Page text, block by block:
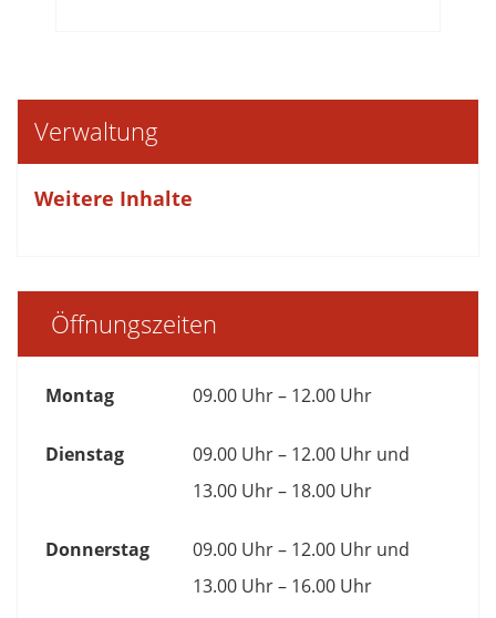
Verwaltung
Weitere Inhalte
Öffnungszeiten
Montag 09.00 Uhr – 12.00 Uhr
Dienstag
09.00 Uhr – 12.00 Uhr und
13.00 Uhr – 18.00 Uhr
Donnerstag
09.00 Uhr – 12.00 Uhr und
13.00 Uhr – 16.00 Uhr